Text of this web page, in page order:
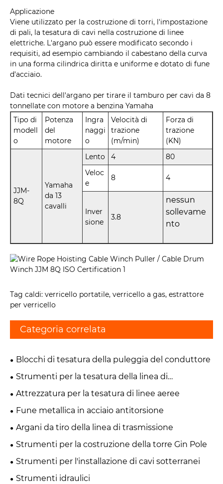
Applicazione
Viene utilizzato per la costruzione di torri, l'impostazione
di pali, la tesatura di cavi nella costruzione di linee
elettriche. L'argano può essere modificato secondo i
requisiti, ad esempio cambiando il cabestano della curva
in una forma cilindrica diritta e uniforme e dotato di fune
d'acciaio.
Dati tecnici dell'argano per tirare il tamburo per cavi da 8
tonnellate con motore a benzina Yamaha
Tipo di
modell
o
Potenza
del
motore
Ingra
naggi
o
Velocità di
trazione
(m/min)
Forza di
trazione
(KN)
JJM-
8Q
Yamaha
da 13
cavalli
Lento 4
80
Veloc
e
8 4
Inver
sione
3.8
nessun
sollevame
nto
Tag caldi: verricello portatile, verricello a gas, estrattore
per verricello
Categoria correlata
Blocchi di tesatura della puleggia del conduttore
Strumenti per la tesatura della linea di
trasmissione
Attrezzatura per la tesatura di linee aeree
Fune metallica in acciaio antitorsione
Argani da tiro della linea di trasmissione
Strumenti per la costruzione della torre Gin Pole
Strumenti per l'installazione di cavi sotterranei
Strumenti idraulici